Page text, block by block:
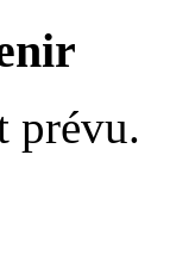
prévu.